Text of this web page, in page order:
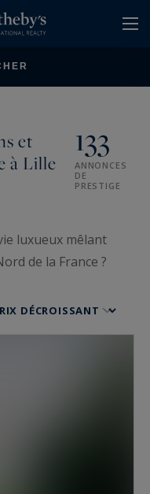
et
à Lille
133
ANNONCES
DE
PRESTIGE
luxueux mêlant
de la France ?